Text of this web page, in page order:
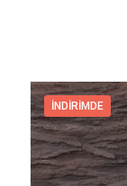
İNDIRIMDE